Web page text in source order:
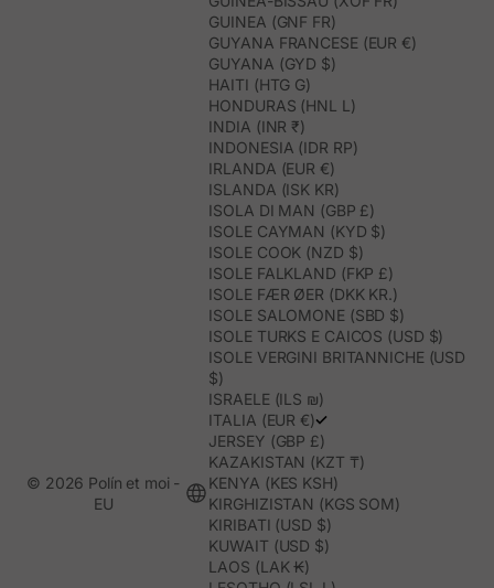
GUINEA (GNF FR)
GUYANA FRANCESE (EUR €)
GUYANA (GYD $)
HAITI (HTG G)
HONDURAS (HNL L)
INDIA (INR ₹)
INDONESIA (IDR RP)
IRLANDA (EUR €)
ISLANDA (ISK KR)
ISOLA DI MAN (GBP £)
ISOLE CAYMAN (KYD $)
ISOLE COOK (NZD $)
ISOLE FALKLAND (FKP £)
ISOLE FÆR ØER (DKK KR.)
ISOLE SALOMONE (SBD $)
ISOLE TURKS E CAICOS (USD $)
ISOLE VERGINI BRITANNICHE (USD
$)
ISRAELE (ILS ₪)
ITALIA (EUR €)
JERSEY (GBP £)
KAZAKISTAN (KZT ₸)
KENYA (KES KSH)
KIRGHIZISTAN (KGS SOM)
KIRIBATI (USD $)
KUWAIT (USD $)
LAOS (LAK ₭)
© 2026 Polín et moi -
EU